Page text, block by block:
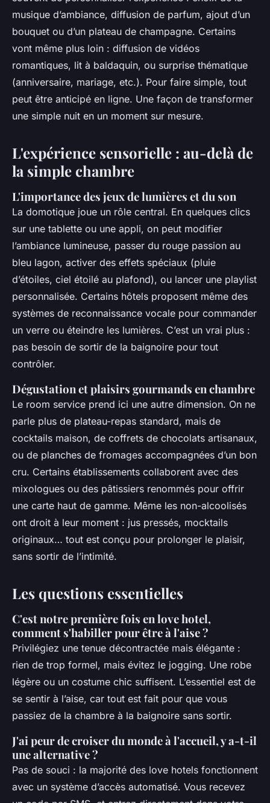
musique d’ambiance, diffusion de parfum, ajout d’un
bouquet ou d’un plateau de champagne. Certains
vont même plus loin : diffusion de vidéos
romantiques, lit à baldaquin, ou surprise thématique
(anniversaire, mariage, etc.). Pour faire simple, tout
peut être anticipé en ligne. Une façon de transformer
une simple nuit en un moment sur mesure.
L'expérience sensorielle : au-delà de
la simple chambre
L'importance des jeux de lumières et du son
La domotique joue un rôle central. En quelques clics
sur une tablette ou une appli, on peut modifier
l’ambiance lumineuse, passer du rouge passion au
bleu lagon, activer des effets spéciaux (pluie
d’étoiles, ciel étoilé au plafond), ou lancer une playlist
personnalisée. Certains hôtels proposent même des
systèmes de reconnaissance vocale pour commander
un verre ou éteindre les lumières. C’est un vrai plus :
pas besoin de sortir de la baignoire pour tout
contrôler.
Dégustation et plaisirs gourmands en chambre
Le room service prend ici une autre dimension. On ne
parle plus de plateau-repas standard, mais de
cocktails maison, de coffrets de chocolats artisanaux,
ou de planches de fromages accompagnées d’un bon
cru. Certains établissements collaborent avec des
mixologues ou des pâtissiers renommés pour offrir
une carte haut de gamme. Même les non-alcoolisés
ont droit à leur moment : jus pressés, mocktails
originaux… tout est conçu pour prolonger le plaisir,
sans sortir de l’intimité.
Les questions essentielles
C'est notre première fois en love hotel,
comment s'habiller pour être à l'aise ?
Privilégiez une tenue décontractée mais élégante :
rien de trop formel, mais évitez le jogging. Une robe
légère ou un costume chic suffisent. L’essentiel est de
se sentir à l’aise, car tout est fait pour que vous
passiez de la chambre à la baignoire sans sortir.
J'ai peur de croiser du monde à l'accueil, y a-t-il
une alternative ?
Pas de souci : la majorité des love hotels fonctionnent
avec un système d’accès automatisé. Vous recevez